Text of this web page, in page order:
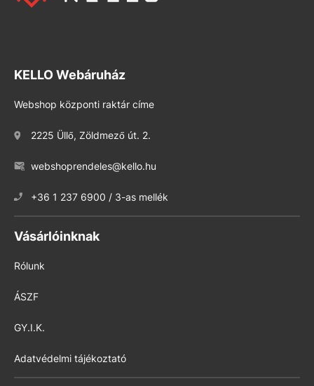
KELLO Webáruház
Webshop központi raktár címe
2225 Üllő, Zöldmező út. 2.
webshoprendeles@kello.hu
+36 1 237 6900 / 3-as mellék
Vásárlóinknak
Rólunk
ÁSZF
GY.I.K.
Adatvédelmi tájékoztató